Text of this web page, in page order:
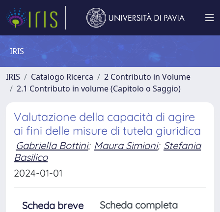
IRIS
IRIS Catalogo Ricerca
2 Contributo in Volume
2.1 Contributo in volume (Capitolo o Saggio)
Valutazione della capacità di agire
ai fini delle misure di tutela giuridica
Gabriella Bottini; Maura Simioni; Stefania
Basilico
2024-01-01
Scheda breve
Scheda completa